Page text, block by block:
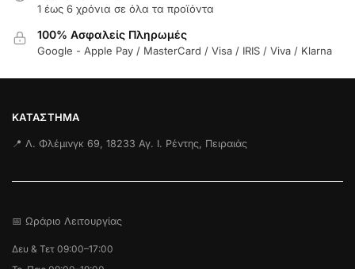
1 έως 6 χρόνια σε όλα τα προϊόντα
100% Ασφαλείς Πληρωμές
Google - Apple Pay / MasterCard / Visa / IRIS / Viva / Klarna
ΚΑΤΆΣΤΗΜΑ
📍 Λ. Φλέμινγκ 69, 18233 Αγ. Ι. Ρέντης, Πειραιάς
📅 Ωράριο Λειτουργίας
Δευ & Τετ 09:00–17:00